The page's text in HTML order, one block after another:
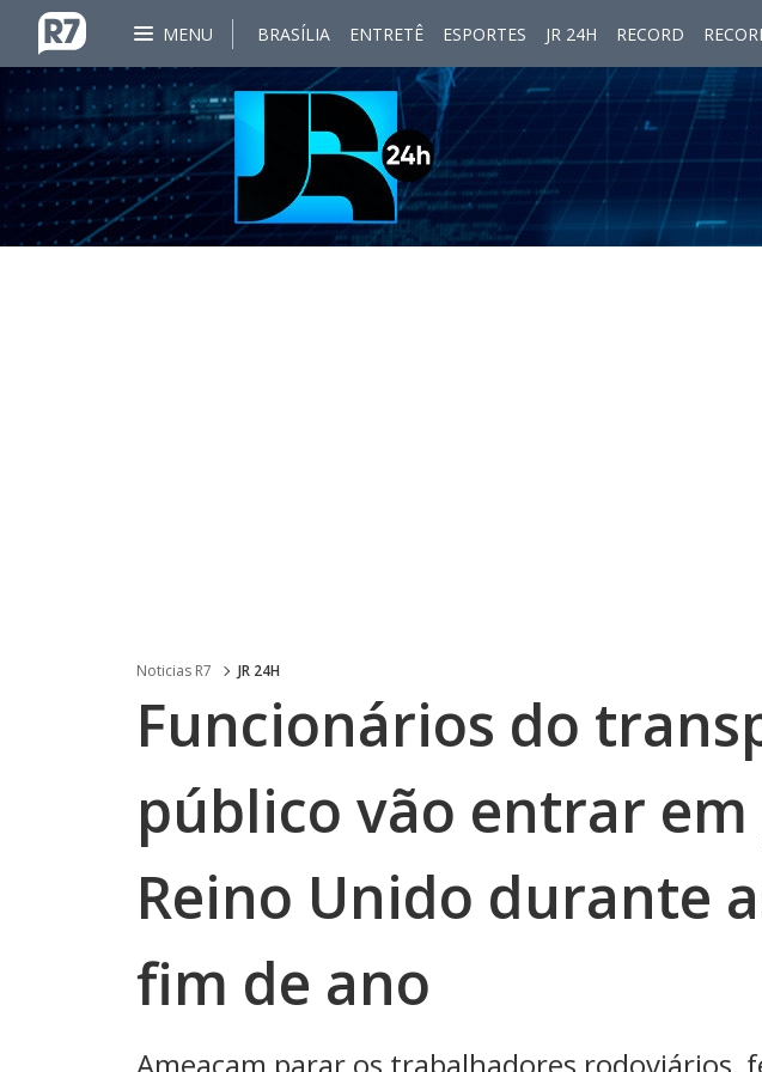
MENU BRASÍLIA ENTRETÊ ESPORTES JR 24H RECORD
Noticias R7 JR 24H
Funcionários do
público vão entrar em
Reino Unido durante
fim de ano